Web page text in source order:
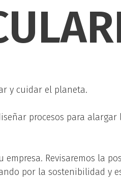
y cuidar el planeta.
procesos para
Revisaremos la
por la sostenibilidad y